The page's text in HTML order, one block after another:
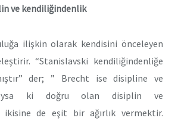
ve kendiliğindenlik
ilişkin olarak kendisini önceleyen
“Stanislavski kendiliğindenliğe
der; ” Brecht ise disipline ve
oysa ki doğru olan disiplin ve
ikisine de eşit bir ağırlık vermektir.